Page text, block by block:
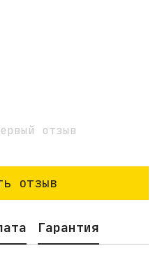
отзыв
отзыв
Гарантия